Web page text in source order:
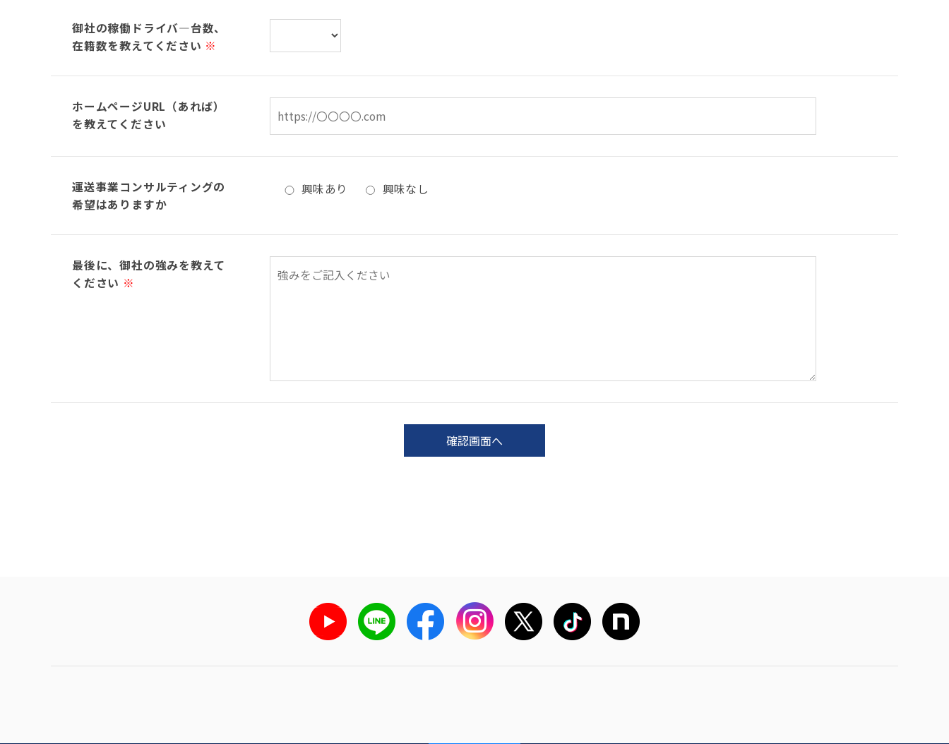
御社の稼働ドライバ―台数、
在籍数を教えてください ※
ホームページURL（あれば）
を教えてください
運送事業コンサルティングの
希望はありますか
興味あり 興味なし
最後に、御社の強みを教えて
ください ※